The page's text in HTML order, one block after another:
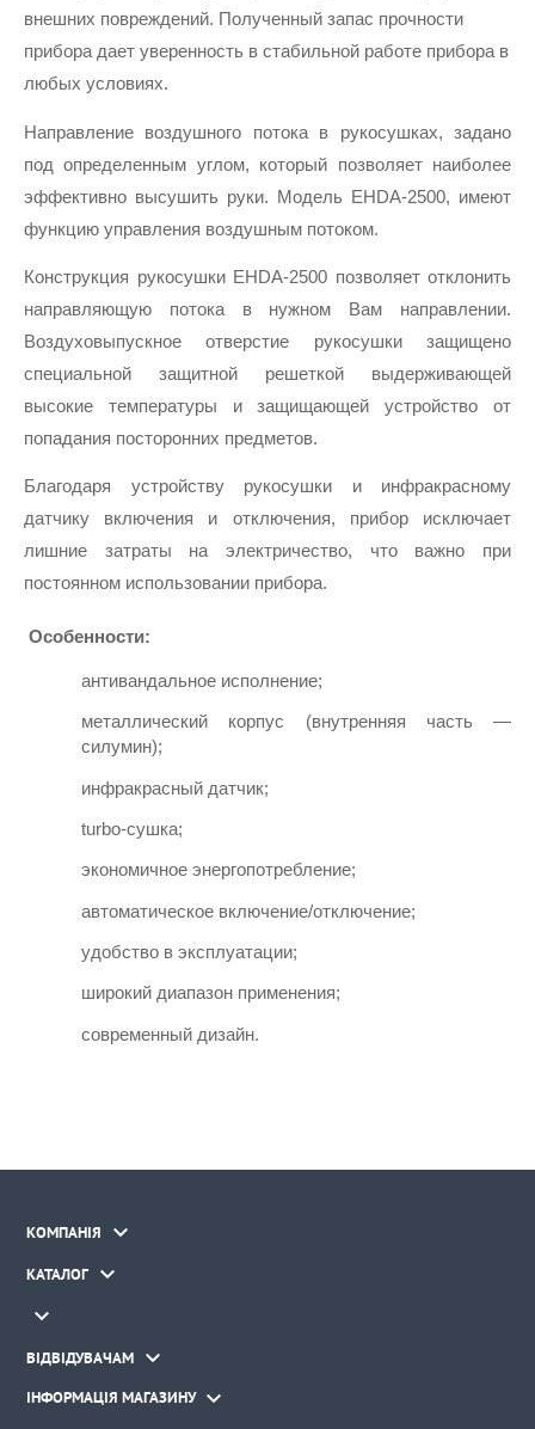
внешних повреждений. Полученный запас прочности
прибора дает уверенность в стабильной работе прибора в
любых условиях.
Направление воздушного потока в рукосушках, задано
под определенным углом, который позволяет наиболее
эффективно высушить руки. Модель EHDA-2500, имеют
функцию управления воздушным потоком.
Конструкция рукосушки EHDA-2500 позволяет отклонить
направляющую потока в нужном Вам направлении.
Воздуховыпускное отверстие рукосушки защищено
специальной защитной решеткой выдерживающей
высокие температуры и защищающей устройство от
попадания посторонних предметов.
Благодаря устройству рукосушки и инфракрасному
датчику включения и отключения, прибор исключает
лишние затраты на электричество, что важно при
постоянном использовании прибора.
Особенности:
антивандальное исполнение;
металлический корпус (внутренняя часть —
силумин);
инфракрасный датчик;
turbo-сушка;
экономичное энергопотребление;
автоматическое включение/отключение;
удобство в эксплуатации;
широкий диапазон применения;
современный дизайн.
КОМПАНІЯ 
КАТАЛОГ 

ВІДВІДУВАЧАМ 
ІНФОРМАЦІЯ МАГАЗИНУ 